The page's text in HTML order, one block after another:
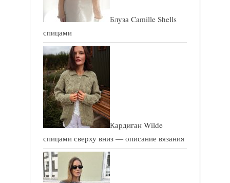
Блуза Camille Shells
спицами
Кардиган Wilde
спицами сверху вниз — описание вязания